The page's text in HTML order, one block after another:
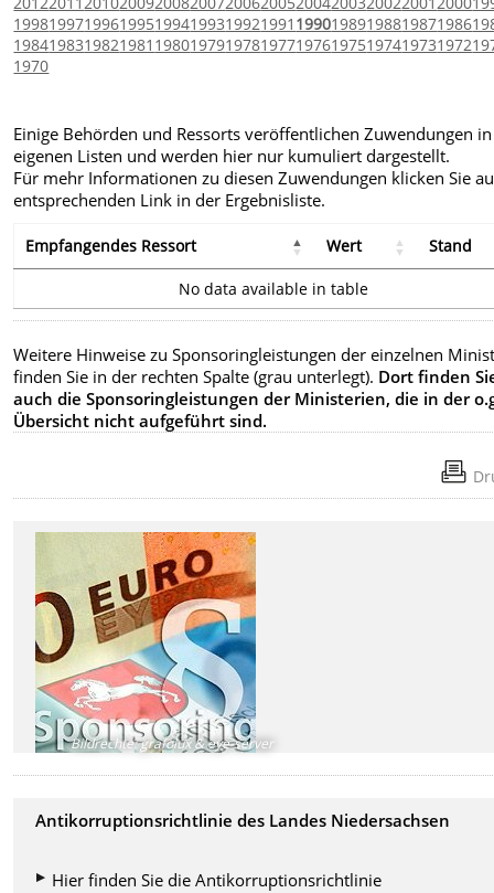
19981997199619951994199319921991 19901989198819871986
1984198319821981 198019791978197719761975197419731972
1970
Einige Behörden und Ressorts veröffentlichen Zuwendungen in
eigenen Listen und werden hier nur kumuliert dargestellt.
Für mehr Informationen zu diesen Zuwendungen klicken Sie
entsprechenden Link in der Ergebnisliste.
Empfangendes Ressort Wert Stand
No data available in table
Weitere Hinweise zu Sponsoringleistungen der einzelnen
finden Sie in der rechten Spalte (grau unterlegt). Dort finden
auch die Sponsoringleistungen der Ministerien, die in der
Übersicht nicht aufgeführt sind.
Bildrechte:grafolux & eye-server
Antikorruptionsrichtlinie des Landes Niedersachsen
Hier finden Sie die Antikorruptionsrichtlinie